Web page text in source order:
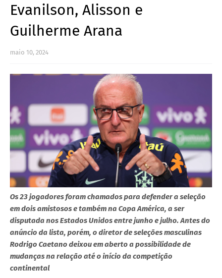
Evanilson, Alisson e
Guilherme Arana
maio 10, 2024
Os 23 jogadores foram chamados para defender a seleção
em dois amistosos e também na Copa América, a ser
disputada nos Estados Unidos entre junho e julho. Antes do
anúncio da lista, porém, o diretor de seleções masculinas
Rodrigo Caetano deixou em aberto a possibilidade de
mudanças na relação até o início da competição
continental